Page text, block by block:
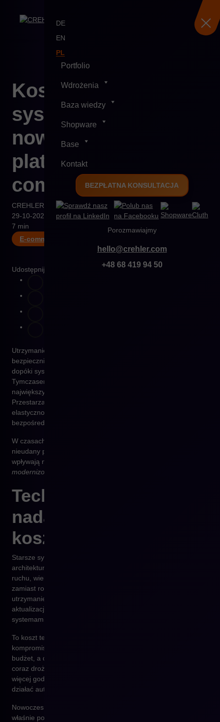
DE
EN
PL
Portfolio
Wdrożenia
Baza wiedzy
Shopware
Base
Kontakt
BEZPŁATNA KONSULTACJA
Porozmawiajmy
hello@crehler.com
+48 68 419 94 50
Koszty starego
systemu vs.
nowoczesnej
platformy e-
commerce
CREHLER
29-10-2025
7 min
E-commerce
Udostępnij
Utrzymanie sklepu internetowego często wydaje się
bezpieczniejsze niż jego modernizacja. Wiele firm zakłada, że
dopóki system działa, nie ma powodu, by go zmieniać.
Tymczasem to właśnie ta pozorna stabilność jest jednym z
największych źródeł ukrytych kosztów w e-commerce.
Przestarzała technologia spowalnia rozwój, ogranicza
elastyczność i zwiększa ryzyko błędów — a to wszystko
bezpośrednio przekłada się na utratę przychodów.
W czasach, gdy każda sekunda ładowania strony, każdy
nieudany proces zakupowy i każda ograniczona integracja
wpływają na wynik finansowy, pytanie nie brzmi już:
modernizować system
Technologia, która nie
nadąża, generuje
koszty
Starsze systemy e-commerce często działają na
architekturach, które nie są przystosowane do rosnącego
ruchu, wielokanałowości czy złożonych integracji. W efekcie,
zamiast rozwijać biznes, firmy inwestują coraz więcej w
utrzymanie. Każda modyfikacja wymaga programisty, a każda
aktualizacja grozi błędami lub utratą kompatybilności z innymi
systemami.
To koszt technologicznego długu – suma wszystkich
kompromisów, które kiedyś pozwoliły zaoszczędzić czas lub
budżet, a dziś spowalniają rozwój. W praktyce oznacza to
coraz droższe poprawki, rosnące wydatki na infrastrukturę i
więcej godzin pracy zespołu na utrzymanie tego, co powinno
działać automatycznie.
Nowoczesne platformy, takie jak Shopware, zostały stworzone
właśnie po to, by ten problem wyeliminować. Umożliwiają